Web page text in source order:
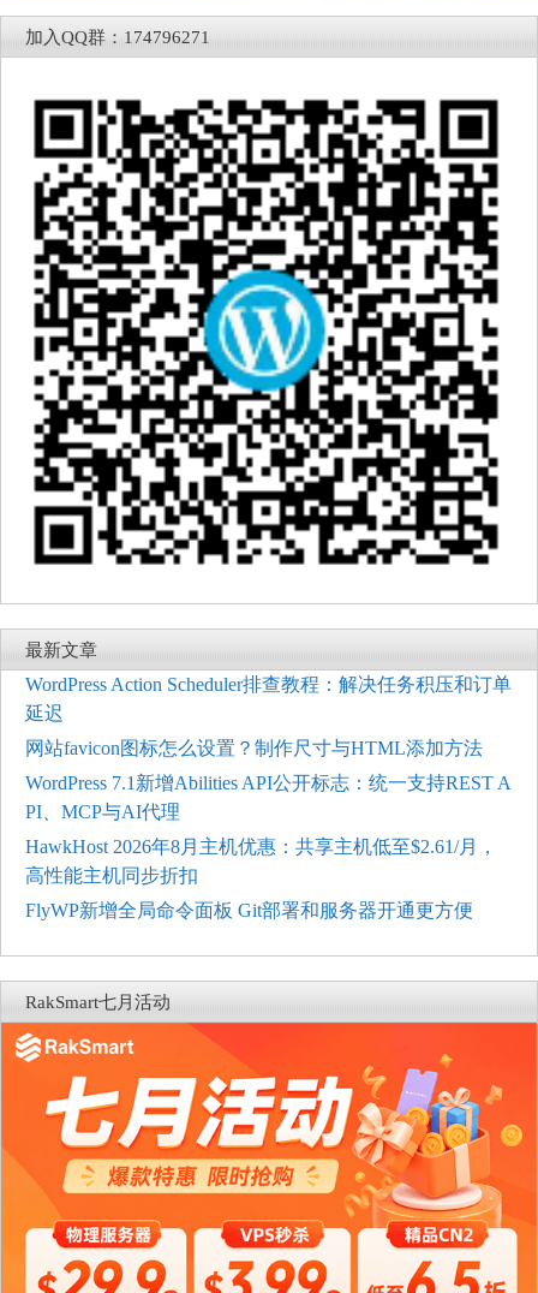
加入QQ群：174796271
最新文章
WordPress Action Scheduler排查教程：解决任务积压和订单
延迟
网站favicon图标怎么设置？制作尺寸与HTML添加方法
WordPress 7.1新增Abilities API公开标志：统一支持REST A
PI、MCP与AI代理
HawkHost 2026年8月主机优惠：共享主机低至$2.61/月，
高性能主机同步折扣
FlyWP新增全局命令面板 Git部署和服务器开通更方便
RakSmart七月活动